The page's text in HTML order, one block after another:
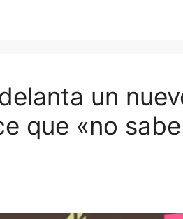
un
que «no